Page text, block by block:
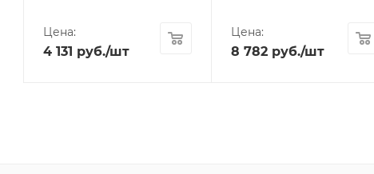
Цена:
4 131 руб./шт
Цена:
8 782руб./шт